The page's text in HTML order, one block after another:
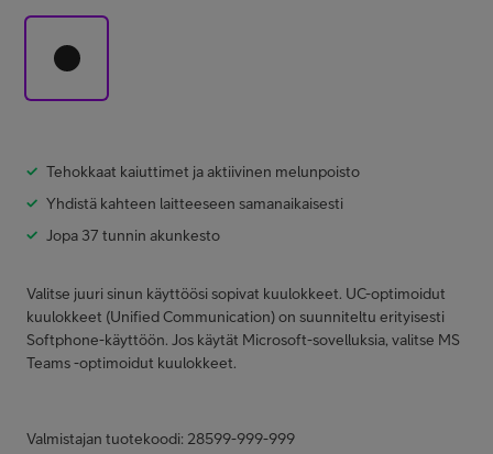
Tehokkaat kaiuttimet ja aktiivinen melunpoisto
Yhdistä kahteen laitteeseen samanaikaisesti
Jopa 37 tunnin akunkesto
Valitse juuri sinun käyttöösi sopivat kuulokkeet. UC-optimoidut
kuulokkeet (Unified Communication) on suunniteltu erityisesti
Softphone-käyttöön. Jos käytät Microsoft-sovelluksia, valitse MS
Teams -optimoidut kuulokkeet.
Valmistajan tuotekoodi: 28599-999-999